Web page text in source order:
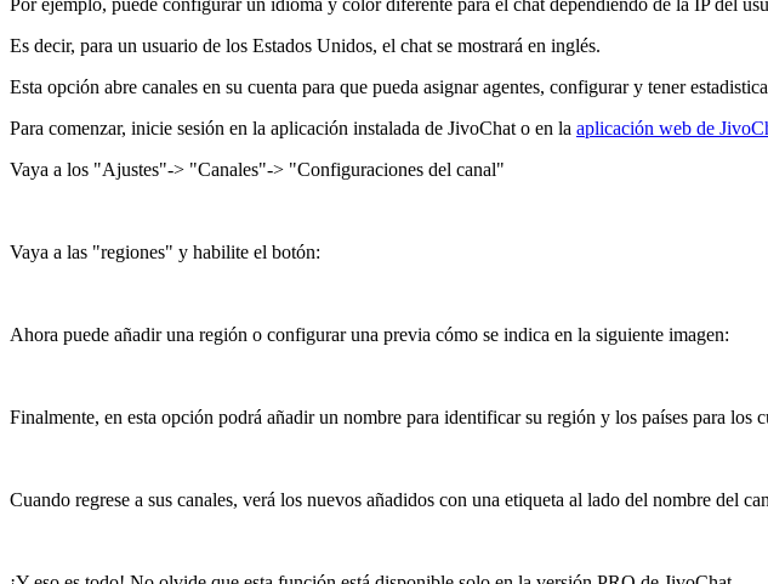
Es decir, para un usuario de los Estados Unidos, el chat se mostrará en inglés.
Esta opción abre canales en su cuenta para que pueda asignar agentes, configurar y tener
Para comenzar, inicie sesión en la aplicación instalada de JivoChat o en la aplicación web de
Vaya a los "Ajustes"-> "Canales"-> "Configuraciones del canal"
Vaya a las "regiones" y habilite el botón:
Ahora puede añadir una región o configurar una previa cómo se indica en la siguiente imagen:
Finalmente, en esta opción podrá añadir un nombre para identificar su región y los países para los
Cuando regrese a sus canales, verá los nuevos añadidos con una etiqueta al lado del nombre del